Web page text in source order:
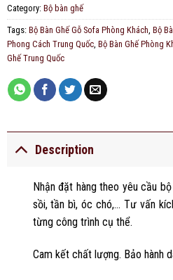
Category: Bộ bàn ghế
Tags: Bộ Bàn Ghế Gỗ Sofa Phòng Khách, Bộ
Phong Cách Trung Quốc, Bộ Bàn Ghế Phòng
Ghế Trung Quốc
Description
Nhận đặt hàng theo yêu cầu
sồi, tần bì, óc chó,… Tư vấn
từng công trình cụ thể.
Cam kết chất lượng. Bảo hành